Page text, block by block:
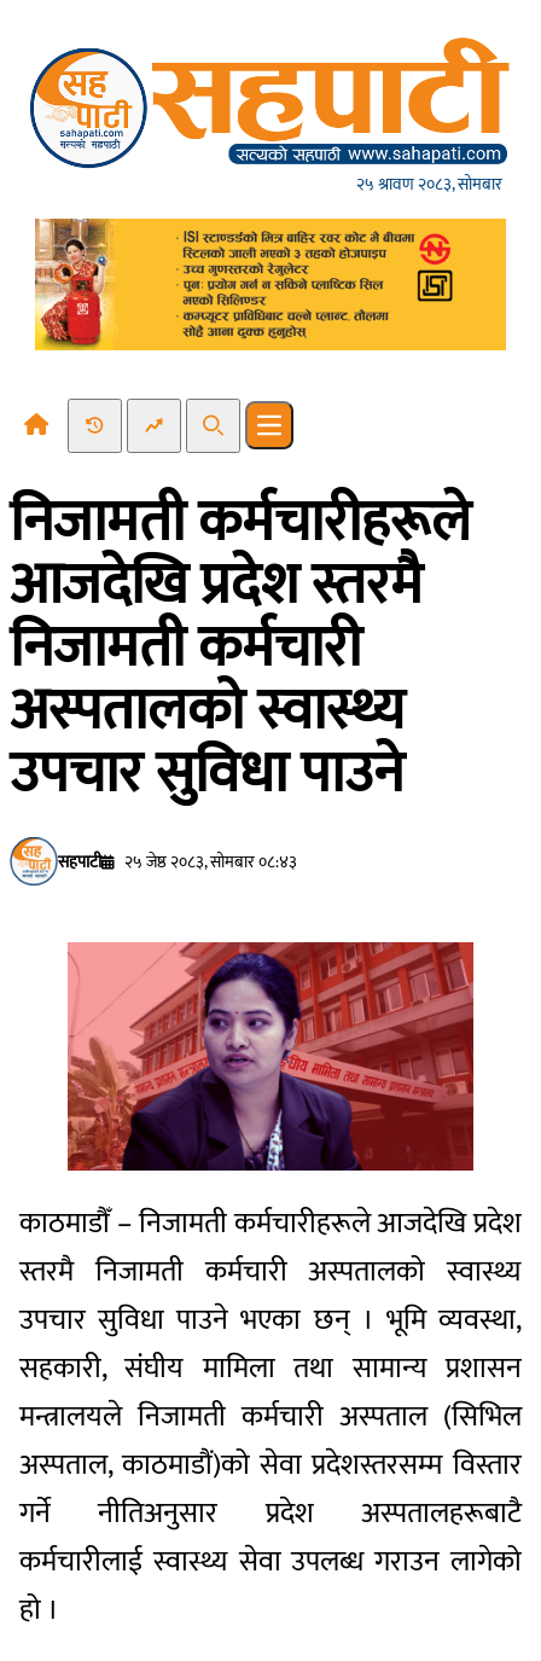
२५ श्रावण २०८३, सोमबार
Recent NewsTrending News
SearchOpen main menu
निजामती कर्मचारीहरूले
आजदेखि प्रदेश स्तरमै
निजामती कर्मचारी
अस्पतालको स्वास्थ्य
उपचार सुविधा पाउने
सहपाटी २५ जेष्ठ २०८३, सोमबार ०८:४३
काठमाडौँ – निजामती कर्मचारीहरूले आजदेखि प्रदेश
स्तरमै निजामती कर्मचारी अस्पतालको स्वास्थ्य
उपचार सुविधा पाउने भएका छन् । भूमि व्यवस्था,
सहकारी, संघीय मामिला तथा सामान्य प्रशासन
मन्त्रालयले निजामती कर्मचारी अस्पताल (सिभिल
अस्पताल, काठमाडौं)को सेवा प्रदेशस्तरसम्म विस्तार
गर्ने नीतिअनुसार प्रदेश अस्पतालहरूबाटै
कर्मचारीलाई स्वास्थ्य सेवा उपलब्ध गराउन लागेको
हो ।